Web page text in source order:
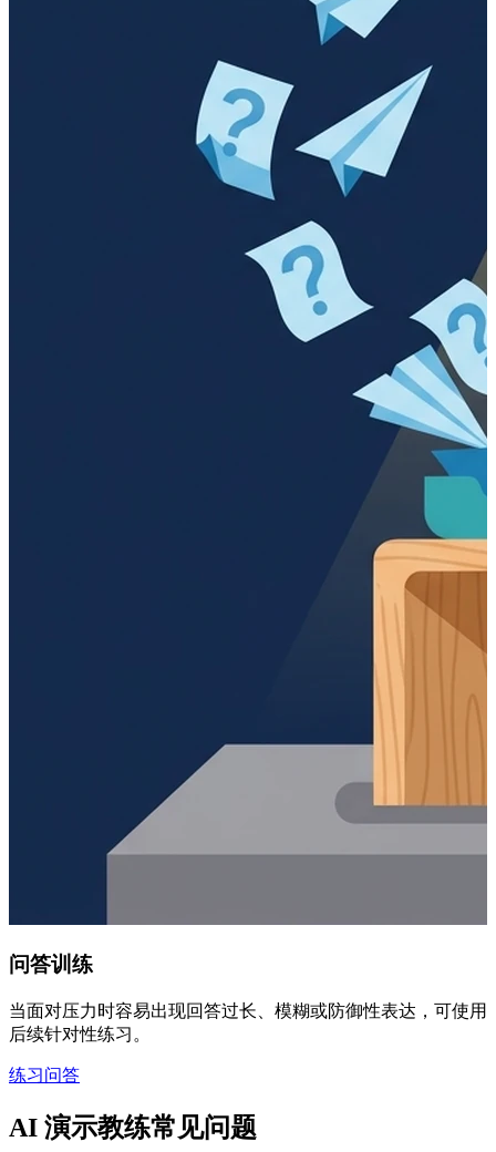
问答训练
当面对压力时容易出现回答过长、模糊或防御性表达，可使
后续针对性练习。
练习问答
AI 演示教练常见问题